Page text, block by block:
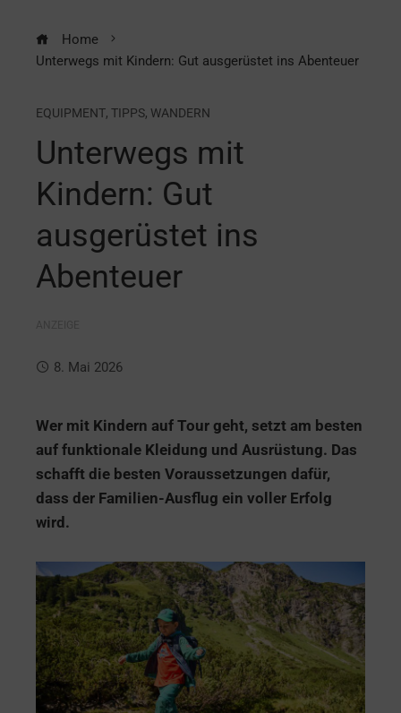
Home
Unterwegs mit Kindern: Gut ausgerüstet ins Abenteuer
EQUIPMENT, TIPPS, WANDERN
Unterwegs mit
Kindern: Gut
ausgerüstet ins
Abenteuer
8. Mai 2026
Wer mit Kindern auf Tour geht, setzt am besten
auf funktionale Kleidung und Ausrüstung. Das
schafft die besten Voraussetzungen dafür,
dass der Familien-Ausflug ein voller Erfolg
wird.